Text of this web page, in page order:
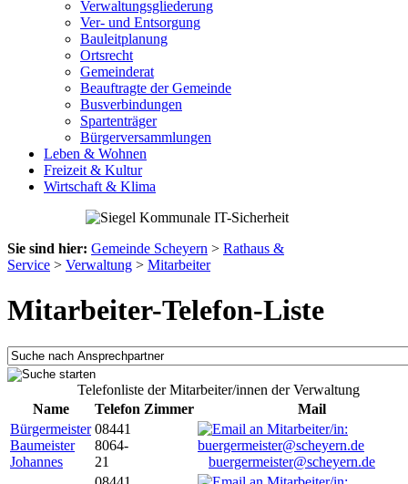
Verwaltungsgliederung
Ver- und Entsorgung
Bauleitplanung
Ortsrecht
Gemeinderat
Beauftragte der Gemeinde
Busverbindungen
Spartenträger
Bürgerversammlungen
Leben & Wohnen
Freizeit & Kultur
Wirtschaft & Klima
Sie sind hier: Gemeinde Scheyern > Rathaus &
Service > Verwaltung > Mitarbeiter
Mitarbeiter-Telefon-Liste
Telefonliste der Mitarbeiter/innen der Verwaltung
Name
Telefon Zimmer
Mail
Bürgermeister
Baumeister
Johannes
08441
8064-
21
buergermeister@scheyern.de